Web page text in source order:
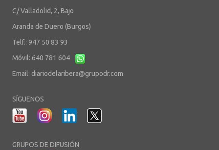
C/ Valladolid, 2, Bajo
Aranda de Duero (Burgos)
Telf.: 947 50 83 93
Móvil: 640 781 604
Email: diariodelaribera@grupodr.com
SÍGUENOS
GRUPOS DE DIFUSIÓN